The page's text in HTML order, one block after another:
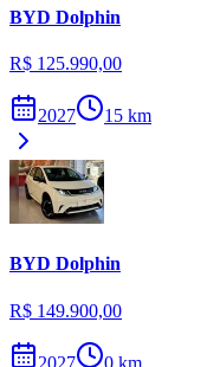
BYD Dolphin
R$ 125.990,00
2027 15 km
BYD Dolphin
R$ 149.900,00
2027 0 km